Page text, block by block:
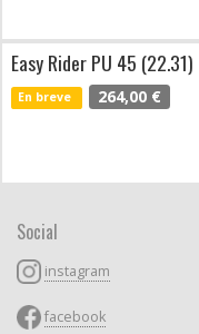
Easy Rider PU 45 (22.31)
En breve 264,00 €
Social
instagram
facebook